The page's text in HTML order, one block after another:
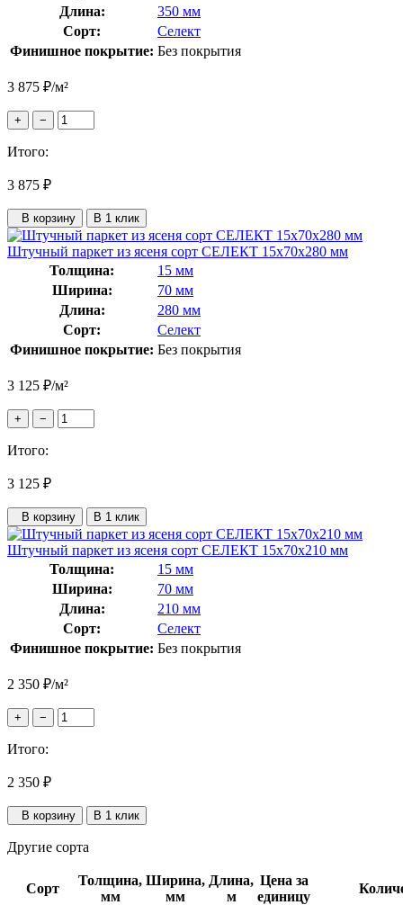
Длина:
350 мм
Сорт:
Селект
Финишное покрытие: Без покрытия
3 875 ₽/м²
+ −
Итого:
3 875 ₽
В корзину В 1 клик
Штучный паркет из ясеня сорт СЕЛЕКТ 15x70x280 мм
Толщина:
15 мм
Ширина:
70 мм
Длина:
280 мм
Сорт:
Селект
Финишное покрытие: Без покрытия
3 125 ₽/м²
+ −
Итого:
3 125 ₽
В корзину В 1 клик
Штучный паркет из ясеня сорт СЕЛЕКТ 15x70x210 мм
Толщина:
15 мм
Ширина:
70 мм
Длина:
210 мм
Сорт:
Селект
Финишное покрытие: Без покрытия
2 350 ₽/м²
+ −
Итого:
2 350 ₽
В корзину В 1 клик
Другие сорта
Сорт
Толщина,
мм
Ширина,
мм
Длина,
м
Цена за
единицу